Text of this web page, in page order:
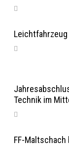
Technik im
FF-Maltschach